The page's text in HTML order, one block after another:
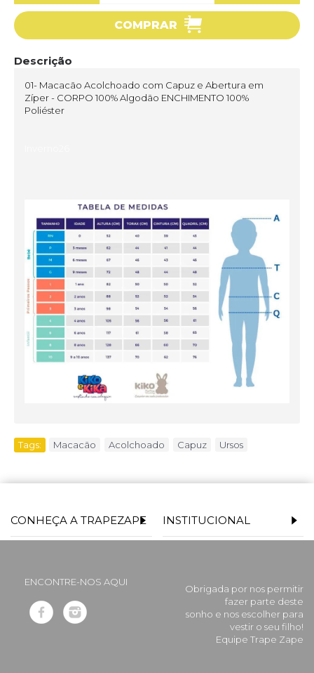
COMPRAR
Descrição
01- Macacão Acolchoado com Capuz e Abertura em
Zíper - CORPO 100% Algodão ENCHIMENTO 100%
Poliéster
Tags: Macacão Acolchoado Capuz Ursos
CONHEÇA A TRAPEZAPE INSTITUCIONAL
ENCONTRE-NOS AQUI
Obrigada por nos permitir
fazer parte deste
sonho e nos escolher para
vestir o seu filho!
Equipe Trape Zape